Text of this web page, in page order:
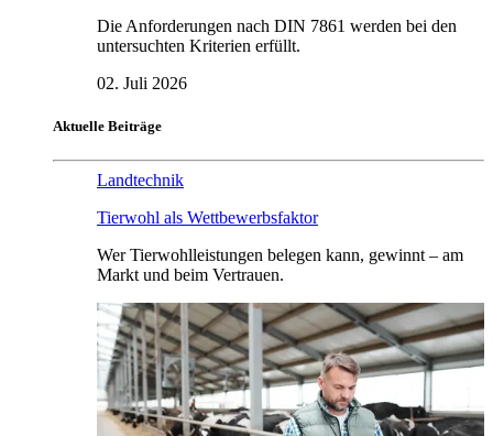
Die Anforderungen nach DIN 7861 werden bei den
untersuchten Kriterien erfüllt.
02. Juli 2026
Aktuelle Beiträge
Landtechnik
Tierwohl als Wettbewerbsfaktor
Wer Tierwohlleistungen belegen kann, gewinnt – am
Markt und beim Vertrauen.